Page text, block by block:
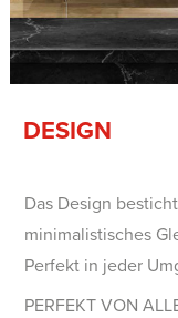
DESIGN
Das Design
minimalistisches
Perfekt in jeder
PERFEKT VON